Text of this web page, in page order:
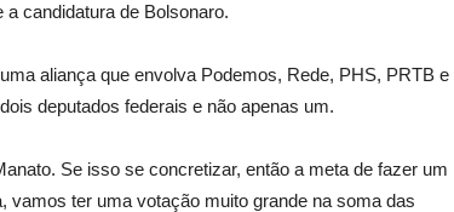
candidatura de Bolsonaro.
aliança que envolva Podemos, Rede, PHS, PRTB e
deputados federais e não apenas um.
Se isso se concretizar, então a meta de fazer um
vamos ter uma votação muito grande na soma das